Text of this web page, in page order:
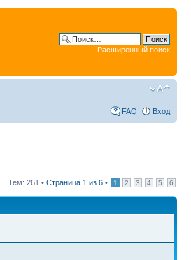
Расширенный поиск
FAQ Вход
Тем: 261 • Страница 1 из 6 • 1 2 3 4 5 6